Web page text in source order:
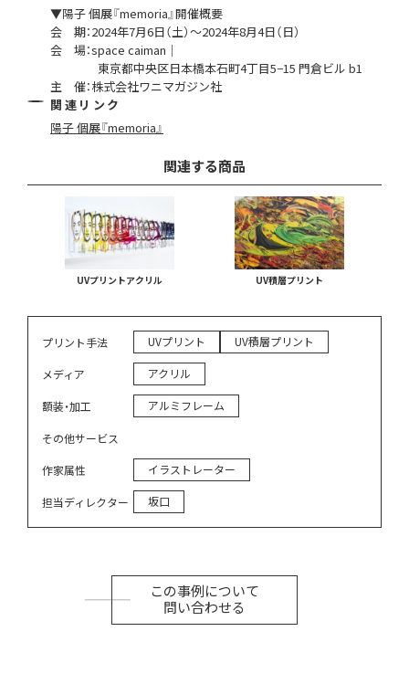
▼陽子 個展『memoria』開催概要
会 期：2024年7月6日（土）〜2024年8月4日（日）
会 場：space caiman｜
東京都中央区日本橋本石町4丁目5−15 門倉ビル b1
主 催：株式会社ワニマガジン社
関連リンク
陽子 個展『memoria』
関連する商品
UVプリントアクリル UV積層プリント
プリント手法 UVプリント UV積層プリント
メディア アクリル
額装・加工 アルミフレーム
その他サービス
作家属性 イラストレーター
担当ディレクター 坂口
この事例について
問い合わせる